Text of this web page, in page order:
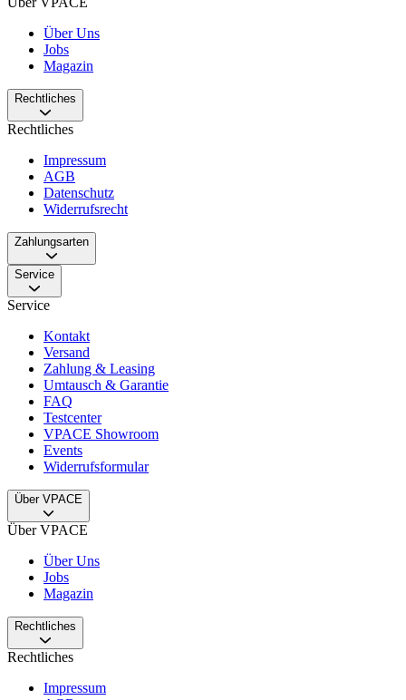
Über Uns
Jobs
Magazin
Rechtliches
Rechtliches
Impressum
AGB
Datenschutz
Widerrufsrecht
Zahlungsarten
Service
Service
Kontakt
Versand
Zahlung & Leasing
Umtausch & Garantie
FAQ
Testcenter
VPACE Showroom
Events
Widerrufsformular
Über VPACE
Über VPACE
Über Uns
Jobs
Magazin
Rechtliches
Rechtliches
Impressum